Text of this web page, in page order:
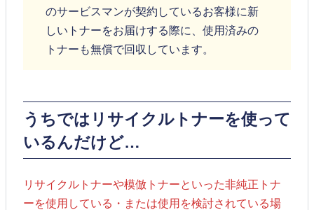
のサービスマンが契約しているお客様に新
しいトナーをお届けする際に、使用済みの
トナーも無償で回収しています。
うちではリサイクルトナーを使って
いるんだけど…
リサイクルトナーや模倣トナーといった非純正トナ
ーを使用している・または使用を検討されている場